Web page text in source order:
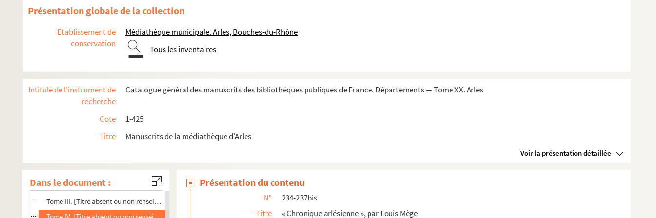
Présentation globale de la collection
Etablissement de
conservation
Médiathèque municipale. Arles, Bouches-du-Rhône
Tous les inventaires
Intitulé de l'instrument de
recherche
Catalogue général des manuscrits des bibliothèques publiques de France. Départements — Tome XX. Arles
Cote
1-425
Titre
Manuscrits de la médiathèque d'Arles
Voir la présentation détaillée
Dans le document :
225. « Singularités historiques, littéraires, politiques, sacrées et prophanes de la ville d'Arles. 1
226. « Mémoires de Bertrand Boysset, contenant ce qui est arrivé de plus remarquable, particulièrement à ...
227. « Mémoires historiques (de divers auteurs, sçavoir) : de Jeanne Du Laurens (sœur du médecin du Roy e...
229. « Recueil historique des troubles arrivés en la ville d'Arles durant les guerres civiles du royaume ...
230. « Mémoires politiques composés par Charles de Barras-la-Penne, citoien de la ville d'Arles »
232. « Documens relatifs à la peste d'Arles en 1720 et 1721 »
233. « Notes sur les troubles d'Arles, pendant la Révolution, laissées par François-Xavier d'Eyminy, et r...
Tome I. [Titre absent ou non renseigné]
Tome II. [Titre absent ou non renseigné]
Tome III. [Titre absent ou non renseigné]
Présentation du contenu
N°
234-237bis
Titre
« Chronique arlésienne », par Louis Mège